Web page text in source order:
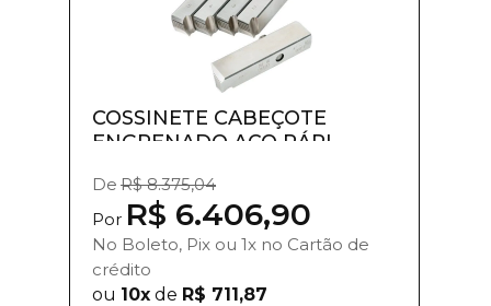
COSSINETE CABEÇOTE
ENGRENADO AÇO RÁPI...
De R$ 8.375,04
Por R$ 6.406,90
No Boleto, Pix ou 1x no Cartão de
crédito
ou 10x de R$ 711,87